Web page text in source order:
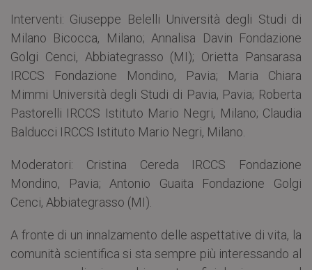
Interventi: Giuseppe Belelli Università degli Studi di
Milano Bicocca, Milano; Annalisa Davin Fondazione
Golgi Cenci, Abbiategrasso (MI); Orietta Pansarasa
IRCCS Fondazione Mondino, Pavia; Maria Chiara
Mimmi Università degli Studi di Pavia, Pavia; Roberta
Pastorelli IRCCS Istituto Mario Negri, Milano; Claudia
Balducci IRCCS Istituto Mario Negri, Milano.
Moderatori: Cristina Cereda IRCCS Fondazione
Mondino, Pavia; Antonio Guaita Fondazione Golgi
Cenci, Abbiategrasso (MI).
A fronte di un innalzamento delle aspettative di vita, la
comunità scientifica si sta sempre più interessando al